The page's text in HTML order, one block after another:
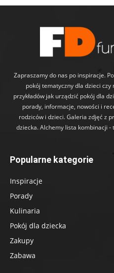
Zapraszamy do nas po inspiracje.
pokój tematyczny dla dzieci
przykładów jak urządzić pokój dla
porady, informacje, nowości i
rodziców i dzieci. Galeria zdjęć z
dziecka. Alchemy lista kombinacji
Popularne kategorie
Inspiracje
Porady
Kulinaria
Pokój dla dziecka
Zakupy
Zabawa